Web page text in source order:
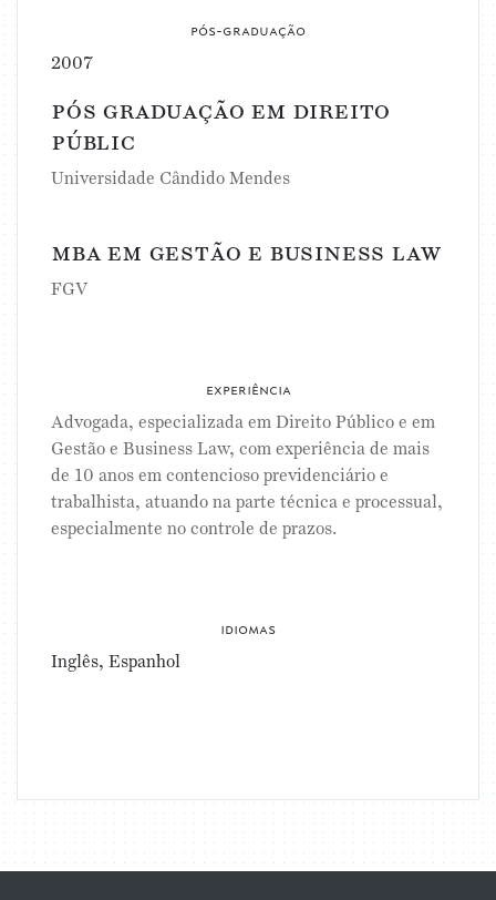
pós-graduação
2007
pós graduação em direito
públic
Universidade Cândido Mendes
mba em gestão e business law
FGV
experiência
Advogada, especializada em Direito Público e em
Gestão e Business Law, com experiência de mais
de 10 anos em contencioso previdenciário e
trabalhista, atuando na parte técnica e processual,
especialmente no controle de prazos.
idiomas
Inglês, Espanhol